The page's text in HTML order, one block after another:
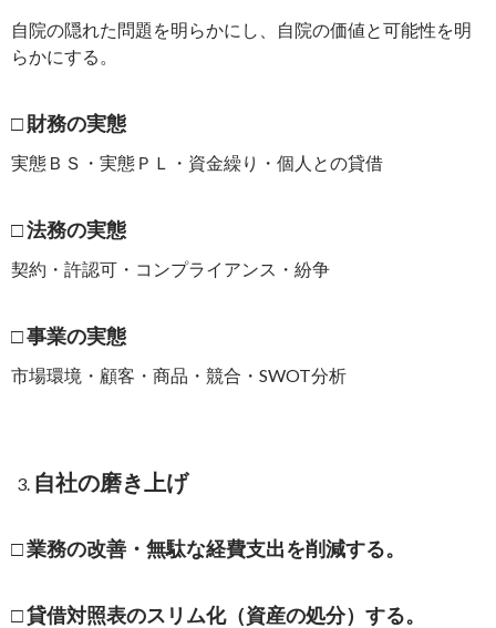
自院の隠れた問題を明らかにし、自院の価値と可能性を明
らかにする。
□ 財務の実態
実態ＢＳ・実態ＰＬ・資金繰り・個人との貸借
□ 法務の実態
契約・許認可・コンプライアンス・紛争
□ 事業の実態
市場環境・顧客・商品・競合・SWOT分析
自社の磨き上げ
□ 業務の改善・無駄な経費支出を削減する。
□ 貸借対照表のスリム化（資産の処分）する。